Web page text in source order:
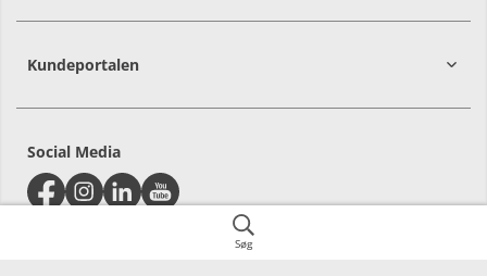
Søg
Kundeportalen
Social Media